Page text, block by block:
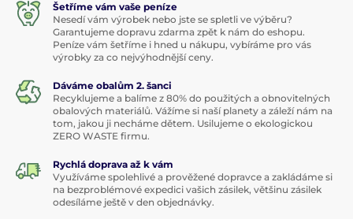
Šetříme vám vaše peníze
Nesedí vám výrobek nebo jste se spletli ve výběru?
Garantujeme dopravu zdarma zpět k nám do eshopu.
Peníze vám šetříme i hned u nákupu, vybíráme pro vás
výrobky za co nejvýhodnější ceny.
Dáváme obalům 2. šanci
Recyklujeme a balíme z 80% do použitých a obnovitelných
obalových materiálů. Vážíme si naší planety a záleží nám na
tom, jakou ji necháme dětem. Usilujeme o ekologickou
ZERO WASTE firmu.
Rychlá doprava až k vám
Využíváme spolehlivé a prověžené dopravce a zakládáme si
na bezproblémové expedici vašich zásilek, většinu zásilek
odesíláme ještě v den objednávky.